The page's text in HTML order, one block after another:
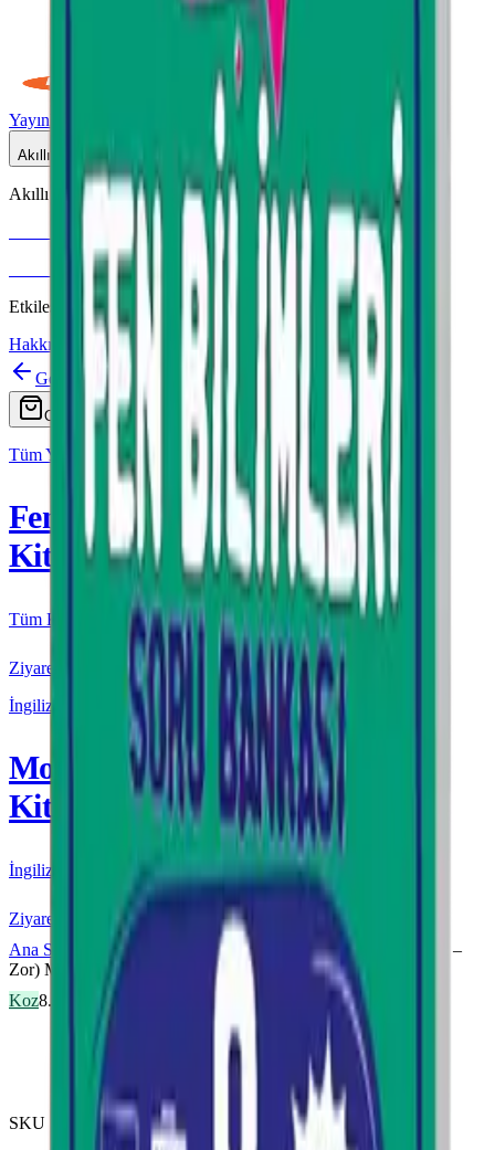
Yayınlar
Akıllı Tahta
Akıllı Tahta Uyumlu
More & More
Etkileşimli içerik · Video destekli anlatım · MEB uyumlu
Hakkımızda
İletişim
Geri
Ara
Online Satış
Tüm Yayınlar
Fenomen
Kitap
Tüm Kurmay yayınları için resmi satış
Ziyaret Et
İngilizce
More & More
Kitap
İngilizce kaynakları için resmi satış
Ziyaret Et
Ana Sayfa
Koz
8. SINIF KOZ (Kolay – Orta –
Zor) MATEMATİK SORU BANKASI
Koz8. Sınıf
SKU ·
9786057790460